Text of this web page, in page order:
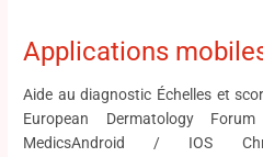
Applications
Aide au diagnostic Échelles et
European Dermatology
MedicsAndroid / IOS